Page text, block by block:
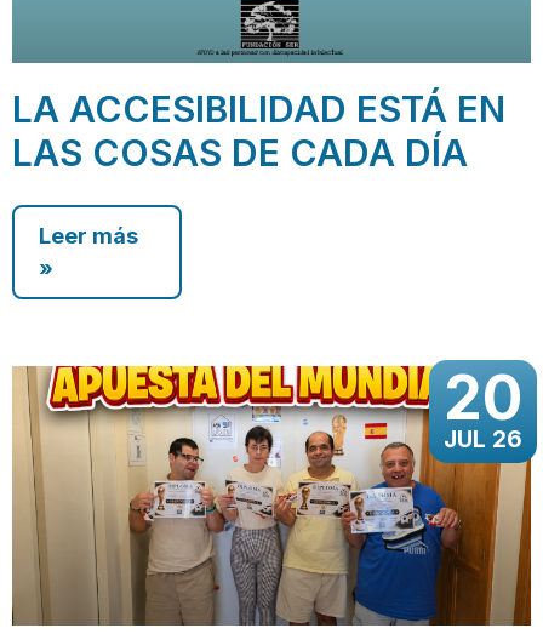
LA ACCESIBILIDAD ESTÁ EN
LAS COSAS DE CADA DÍA
Leer más
»
20
JUL 26